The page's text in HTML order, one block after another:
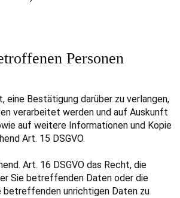
Personen
eine Bestätigung darüber zu verlangen,
verarbeitet werden und auf Auskunft
auf weitere Informationen und Kopie
Art. 15 DSGVO.
Art. 16 DSGVO das Recht, die
Sie betreffenden Daten oder die
betreffenden unrichtigen Daten zu